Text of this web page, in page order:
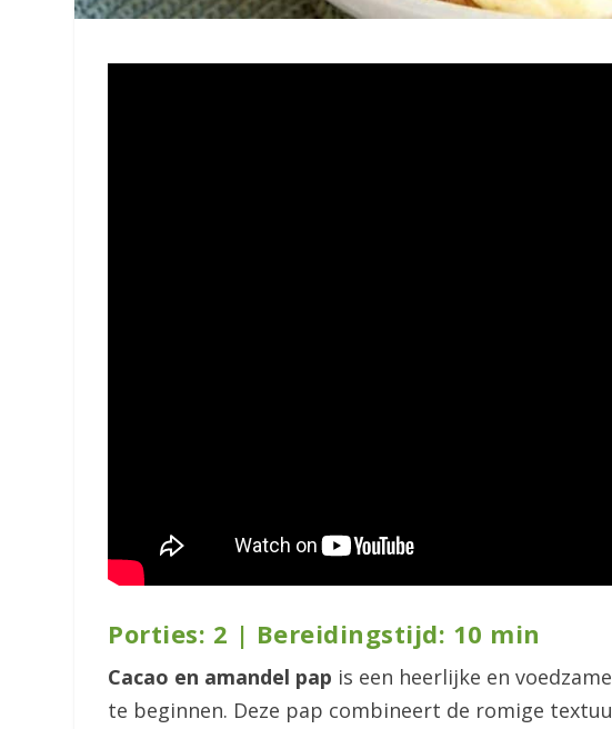
Porties: 2 | Bereidingstijd: 10 min
Cacao en amandel pap is een heerlijke en
te beginnen. Deze pap combineert de romige